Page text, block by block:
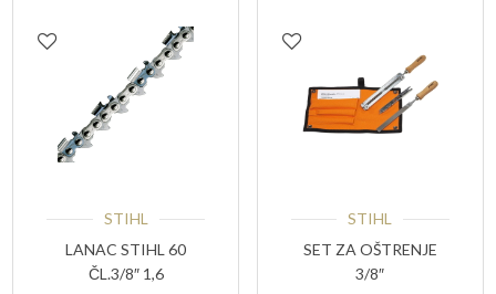
STIHL
LANAC STIHL 60
ČL.3/8″ 1,6
STIHL
SET ZA OŠTRENJE
3/8″